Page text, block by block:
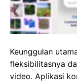
Keunggulan
fleksibilitasnya
video. Aplikasi